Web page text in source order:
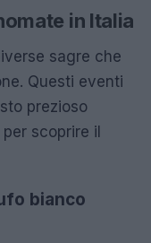
in Italia
sagre che
Questi eventi
prezioso
scoprire il
bianco